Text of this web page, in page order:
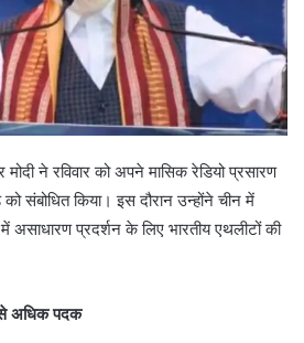
ने रविवार को अपने मासिक रेडियो प्रसारण
संबोधित किया। इस दौरान उन्होंने चीन में
में असाधारण प्रदर्शन के लिए भारतीय एथलीटों की
अधिक पदक